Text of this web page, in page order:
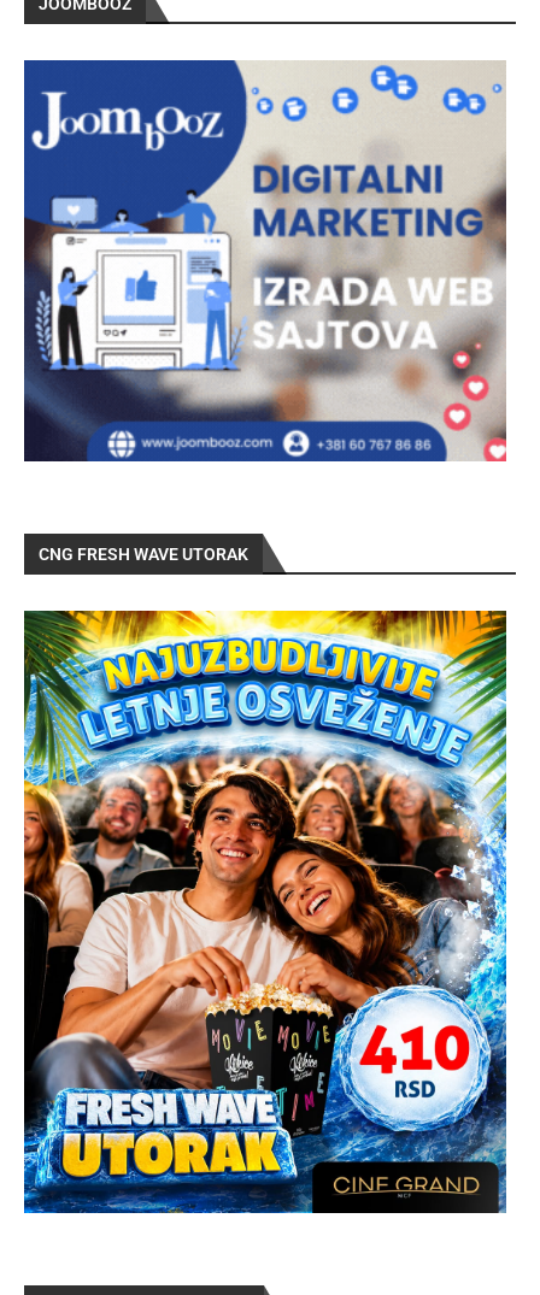
CNG FRESH WAVE UTORAK